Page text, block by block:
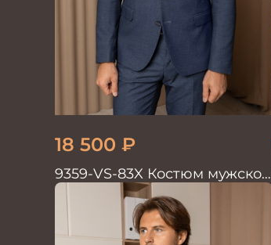
18 500 ₽
9359-VS-83X Костюм мужской
двойка